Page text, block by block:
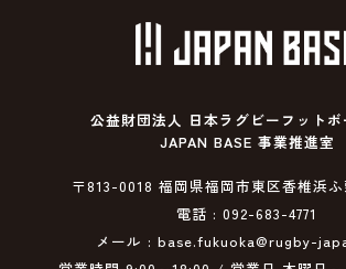
公益財団法人 日本ラグビーフット
JAPAN BASE 事業推進室
〒813-0018 福岡県福岡市東区香椎浜
電話 : 092-683-4771
メール : base.fukuoka@rugby-